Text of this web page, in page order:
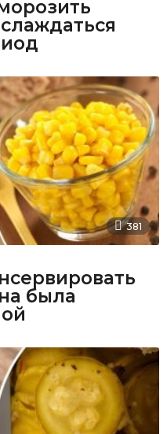
381
была